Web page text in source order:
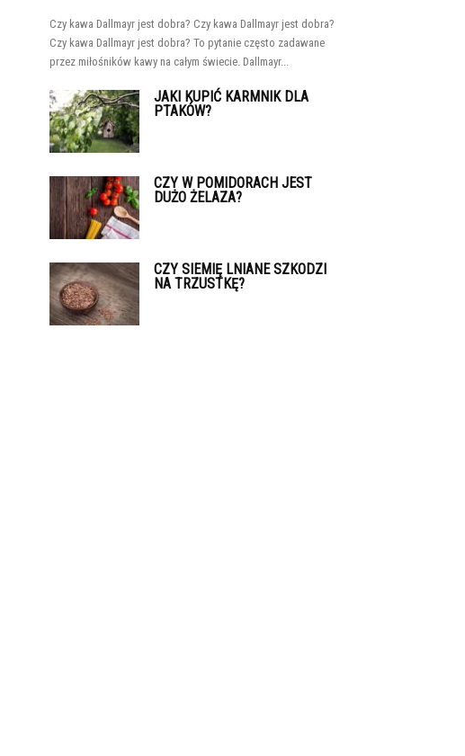
Czy kawa Dallmayr jest dobra? Czy kawa Dallmayr jest dobra?
Czy kawa Dallmayr jest dobra? To pytanie często zadawane
przez miłośników kawy na całym świecie. Dallmayr...
JAKI KUPIĆ KARMNIK DLA
PTAKÓW?
CZY W POMIDORACH JEST
DUŻO ŻELAZA?
CZY SIEMIĘ LNIANE SZKODZI
NA TRZUSTKĘ?